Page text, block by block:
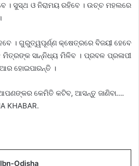
। ସୁସ୍ଥ ଓ ନିରାମୟ ରହିବେ । ଉଚ୍ଚ ମହଲରେ
। ଗୁରୁତ୍ୱପୂର୍ଣ୍ଣ କ୍ଷେତ୍ରରେ ବିଜୟୀ ହେବେ
ମିତ୍ରଙ୍କ ସାନ୍ନିଧ୍ୟ ମିଳିବ । ପ୍ରବଳ ପ୍ରଳାପୀ
ହୋଇପାରନ୍ତି ।
କେମିତି କଟିବ, ଆସନ୍ତୁ ଜାଣିବା….
KHABAR.
Ibn-Odisha